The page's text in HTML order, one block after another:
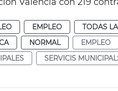
EMPLEO TODAS
NORMAL EMPLEO
SERVICIS